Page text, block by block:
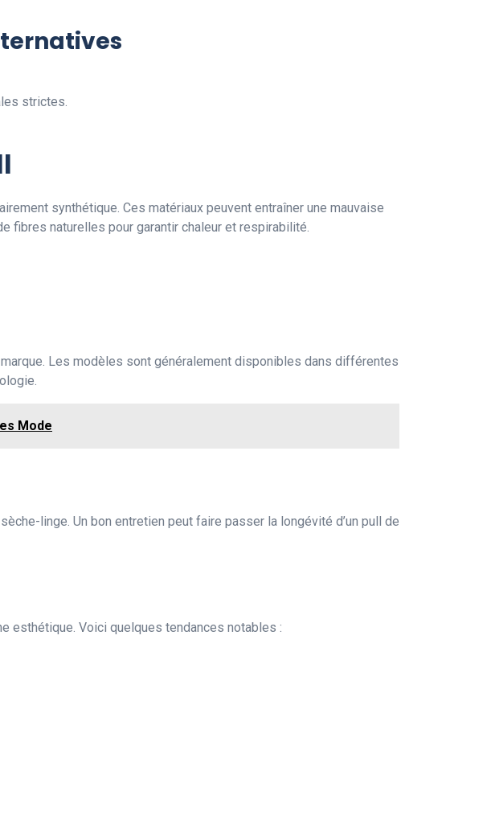
strictes.
synthétique. Ces matériaux peuvent entraîner une mauvaise
fibres naturelles pour garantir chaleur et respirabilité.
Les modèles sont généralement disponibles dans différentes
Mode
linge. Un bon entretien peut faire passer la longévité d’un pull de
esthétique. Voici quelques tendances notables :